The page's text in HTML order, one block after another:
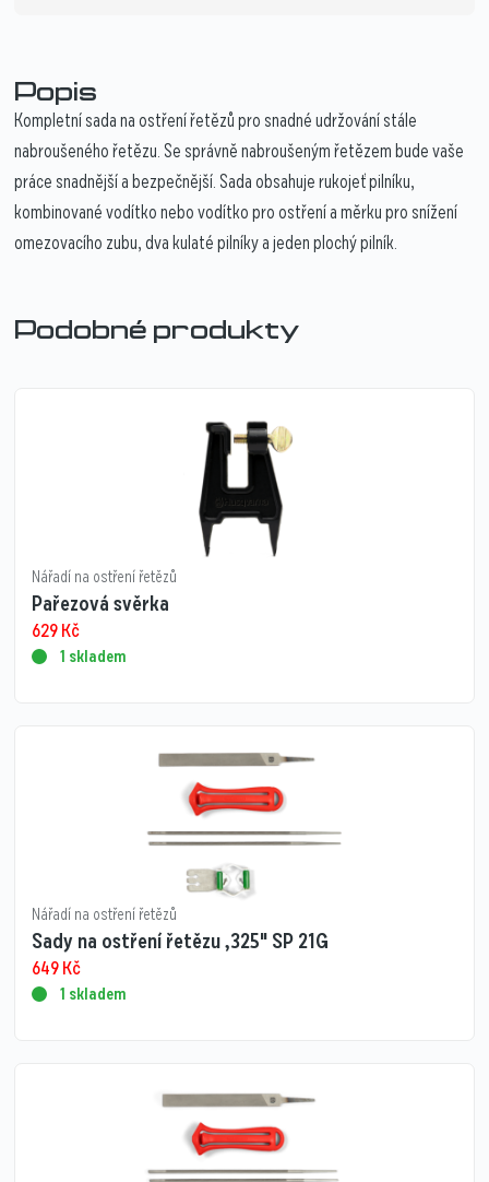
Popis
Kompletní sada na ostření řetězů pro snadné udržování stále
nabroušeného řetězu. Se správně nabroušeným řetězem bude vaše
práce snadnější a bezpečnější. Sada obsahuje rukojeť pilníku,
kombinované vodítko nebo vodítko pro ostření a měrku pro snížení
omezovacího zubu, dva kulaté pilníky a jeden plochý pilník.
Podobné produkty
Nářadí na ostření řetězů
Pařezová svěrka
629Kč
1 skladem
Nářadí na ostření řetězů
Sady na ostření řetězu ,325" SP 21G
649Kč
1 skladem